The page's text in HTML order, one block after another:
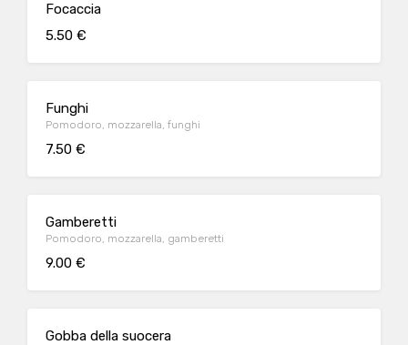
Focaccia
5.50 €
Funghi
Pomodoro, mozzarella, funghi
7.50 €
Gamberetti
Pomodoro, mozzarella, gamberetti
9.00 €
Gobba della suocera